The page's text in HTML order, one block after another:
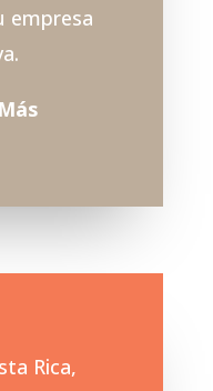
empresa
.
Más
Rica,